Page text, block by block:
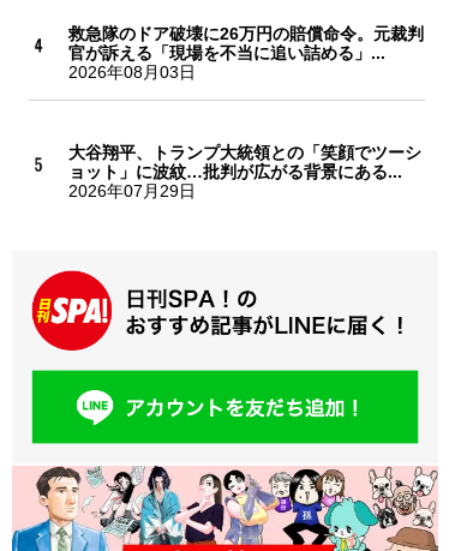
救急隊のドア破壊に26万円の賠償命令。元裁判
官が訴える「現場を不当に追い詰める」...
2026年08月03日
大谷翔平、トランプ大統領との「笑顔でツーシ
ョット」に波紋…批判が広がる背景にある...
2026年07月29日